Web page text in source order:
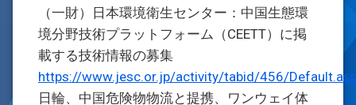
（一財）日本環境衛生センター：中国生態環
境分野技術プラットフォーム（CEETT）に掲
載する技術情報の募集
https://www.jesc.or.jp/activity/tabid/456/
日輪、中国危険物物流と提携、ワンウェイ体